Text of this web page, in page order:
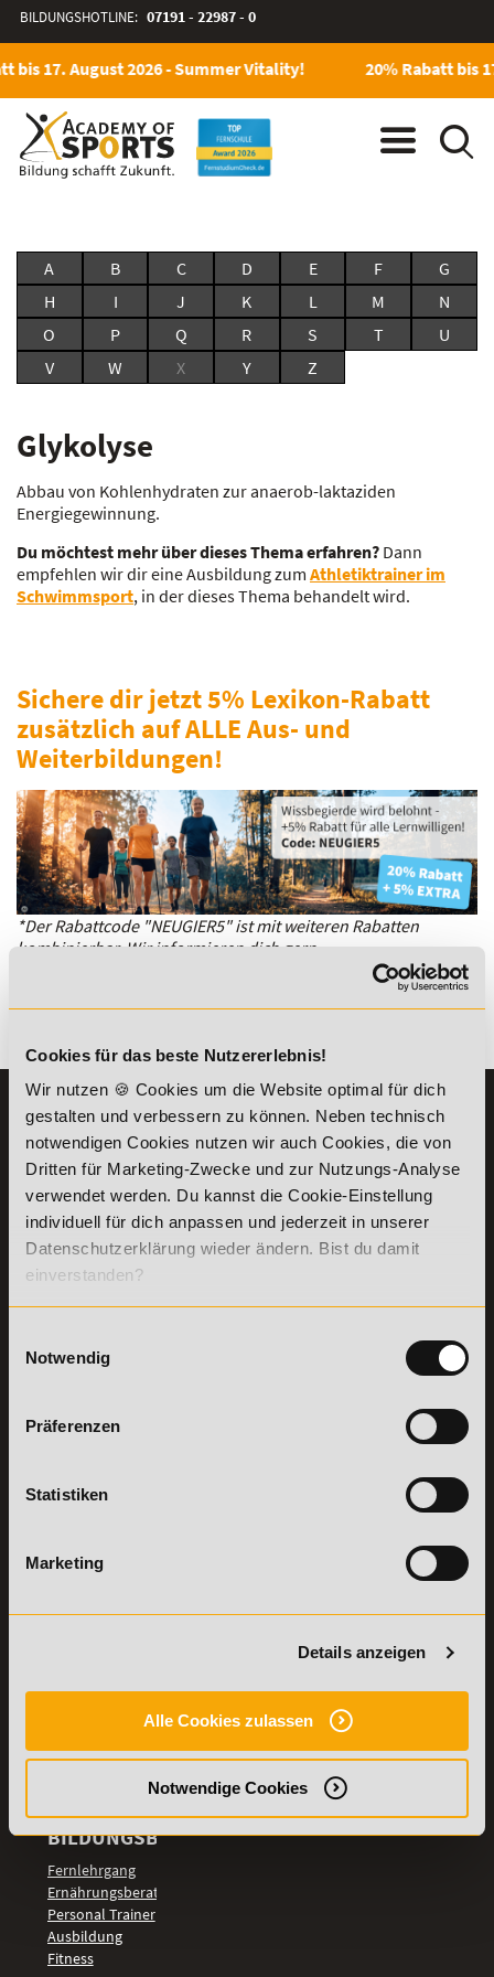
Cookies für das beste Nutzererlebnis!
Wir nutzen 🍪 Cookies um die Website optimal für dich
gestalten und verbessern zu können. Neben technisch
notwendigen Cookies nutzen wir auch Cookies, die von
Dritten für Marketing-Zwecke und zur Nutzungs-Analyse
verwendet werden. Du kannst die Cookie-Einstellung
individuell für dich anpassen und jederzeit in unserer
Datenschutzerklärung wieder ändern. Bist du damit
einverstanden?
Notwendig
Präferenzen
Statistiken
Marketing
Details anzeigen
Alle Cookies zulassen
Notwendige Cookies
BILDUNGSHOTLINE: 07191 - 22987 - 0
bis 17. August 2026 - Summer Vitality! 20% Rabatt bis
A B C D E F
G
H
I J K L M
N
O
P Q R S T
U
V
W X Y Z
Glykolyse
Abbau von Kohlenhydraten zur anaerob-laktaziden
Energiegewinnung.
Du möchtest mehr über dieses Thema erfahren? Dann
empfehlen wir dir eine Ausbildung zum Athletiktrainer im
Schwimmsport, in der dieses Thema behandelt wird.
Sichere dir jetzt 5% Lexikon-Rabatt
zusätzlich auf ALLE Aus- und
Weiterbildungen!
*Der Rabattcode "NEUGIER5" ist mit weiteren Rabatten
kombinierbar. Wir informieren dich gern.
KONTAKT
07191-22987-0
WhatsApp:
+49 (0) 7191 9513201
Academy of Sports GmbH
Willy-Brandt-Platz 2
71522Backnang
Fax:+49 (0) 7191 - 229 87 – 99
Freitag: 8:00 - 17:00 Uhr
INFORMATIONEN
Die Academy
Lehr- und
Lernmethoden
PreisFAIRsprechen
Online Campus
Bildungsgutschein
Bring a Friend
Partnerprogramm
Stellenangebote
und B-Lizenz
Ernährungsberater
Personal Trainer
Personal Coach
Mentaltrainer
Motivationstrainer
BILDUNGSBEREICHE
Fernlehrgang
Ernährungsberater
Personal Trainer
Ausbildung
Fitness